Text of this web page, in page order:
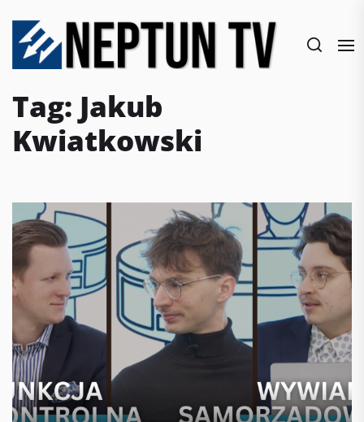
content
Tag: Jakub
Kwiatkowski